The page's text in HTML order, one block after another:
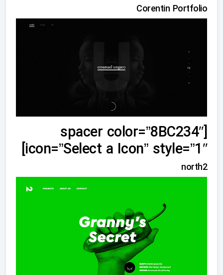
Corentin Portfolio
[spacer color=”8BC234″
icon=”Select a Icon” style=”1″]
north2